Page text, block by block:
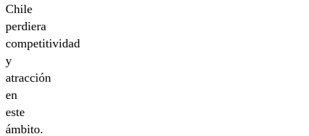
Chile
perdiera
competitividad
y
atracción
en
este
ámbito.